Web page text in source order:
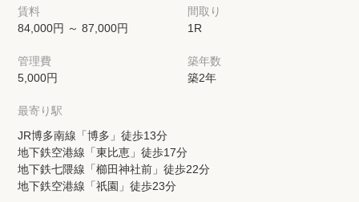
希望条件を伝えてプロに探してもらう
来店予約
各種お問い合わせ
高級賃貸物件コラム modern classについて
高級賃貸物件トピック
賃料
84,000円 ～ 87,000円
間取り
1R
管理費
5,000円
築年数
築2年
最寄り駅
JR博多南線「博多」徒歩13分
地下鉄空港線「東比恵」徒歩17分
地下鉄七隈線「櫛田神社前」徒歩22分
地下鉄空港線「祇園」徒歩23分